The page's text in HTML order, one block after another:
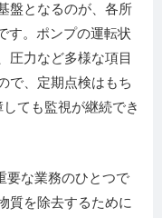
盤となるのが、各所
す。ポンプの運転状
圧力など多様な項目
で、定期点検はもち
ても監視が継続でき
要な業務のひとつで
質を除去するために